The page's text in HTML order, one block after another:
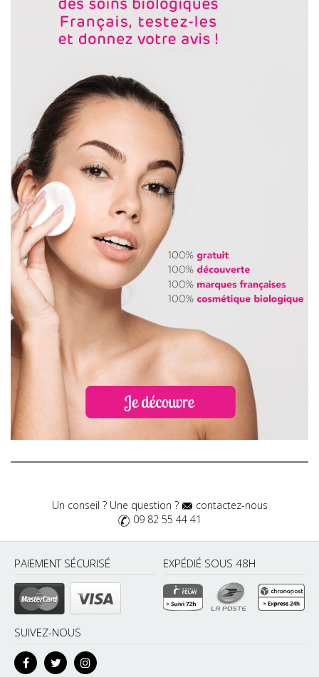
Un conseil ? Une question ?
contactez-nous
09 82 55 44 41
PAIEMENT SÉCURISÉ EXPÉDIÉ SOUS 48H
SUIVEZ-NOUS